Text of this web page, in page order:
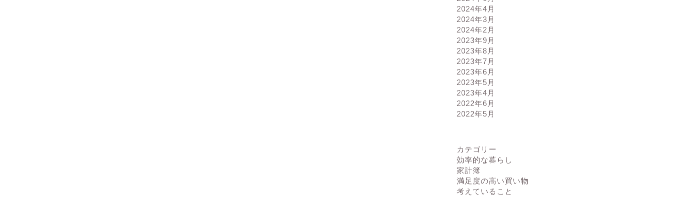
2024年4月
2024年3月
2024年2月
2023年9月
2023年8月
2023年7月
2023年6月
2023年5月
2023年4月
2022年6月
2022年5月
カテゴリー
効率的な暮らし
家計簿
満足度の高い買い物
考えていること